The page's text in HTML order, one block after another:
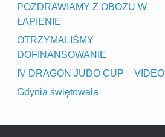
POZDRAWIAMY Z OBOZU W
ŁAPIENIE
OTRZYMALIŚMY
DOFINANSOWANIE
IV DRAGON JUDO CUP – VIDEO
Gdynia świętowała